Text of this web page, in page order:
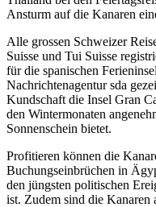
Ansturm auf die Kanaren
Alle grossen Schweizer
Suisse und Tui Suisse
für die spanischen
Nachrichtenagentur sda
Kundschaft die Insel Gran
den Wintermonaten
Sonnenschein bietet.
Profitieren können die
Buchungseinbrüchen in
den jüngsten politischen
ist. Zudem sind die Kanaren